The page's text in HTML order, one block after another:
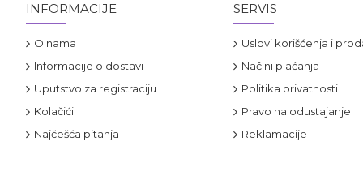
INFORMACIJE
O nama
Informacije o dostavi
Uputstvo za registraciju
Kolačići
Najčešća pitanja
SERVIS
Uslovi korišćenja i
Načini plaćanja
Politika privatnosti
Pravo na odustajanje
Reklamacije